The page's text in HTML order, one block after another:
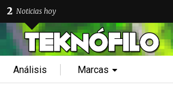
2 Noticias hoy
Análisis Marcas